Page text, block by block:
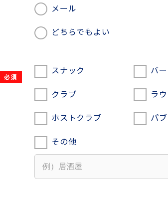
メール
どちらでもよい
スナック バー
クラブ
ラ
ホストクラブ
パブ
その他